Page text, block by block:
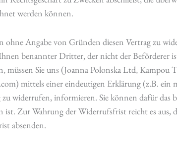
werden können.
ohne Angabe von Gründen diesen Vertrag zu
benannter Dritter, der nicht der Beförderer
Sie uns (Joanna Polonska Ltd, Kampou
mittels einer eindeutigen Erklärung (z.B. ein
widerrufen, informieren. Sie können dafür
ist. Zur Wahrung der Widerrufsfrist reicht es aus,
absenden.